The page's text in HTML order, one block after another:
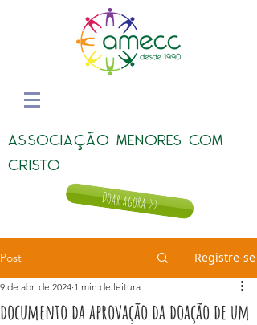
ASSOCIAÇÃO MENORES COM
CRISTO
Doar agora >>
Post Registre-se
documento da aprovação da doação de um
9 de abr. de 2024 1 min de leitura